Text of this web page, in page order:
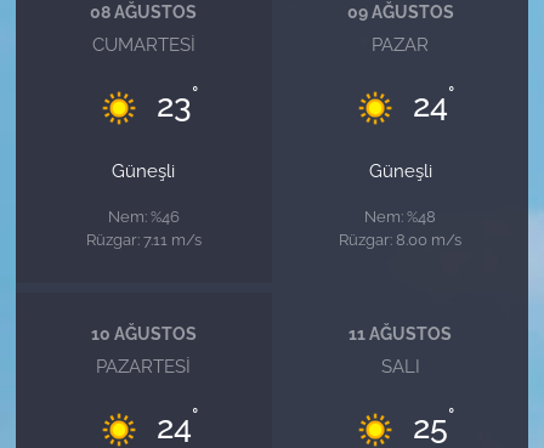
08 AĞUSTOS
CUMARTESI
23°
Güneşli
Nem: %46
Rüzgar: 7.11 m/s
09 AĞUSTOS
PAZAR
24°
Güneşli
Nem: %48
Rüzgar: 8.00 m/s
10 AĞUSTOS
PAZARTESI
24°
11 AĞUSTOS
SALI
25°